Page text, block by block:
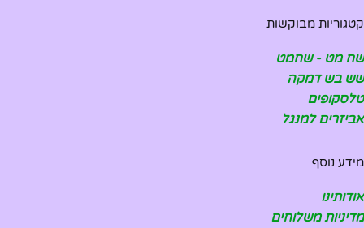
קטגוריות מבוקשות
שח מט - שחמט
שש בש דמקה
טלסקופים
אביזרים למנגל
מידע נוסף
אודותינו
מדיניות משלוחים